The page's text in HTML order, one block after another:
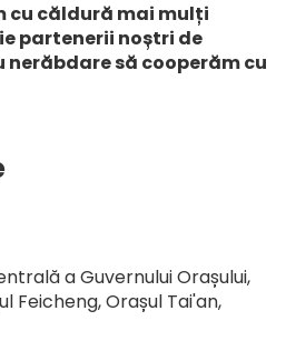
căldură mai mulți
partenerii noștri de
să cooperăm cu
a Guvernului Orașului,
Feicheng, Orașul Tai'an,